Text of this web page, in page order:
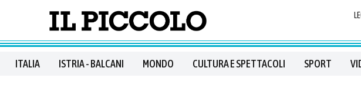
ITALIA ISTRIA - BALCANI MONDO CULTURA E SPETTACOLI SPORT